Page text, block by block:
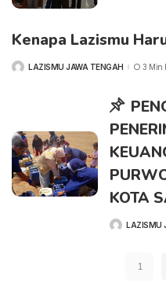
Kenapa Lazismu
POSTEDLAZISMU JAWA TENGAH 3 Min
KOTA
POSTEDLAZISMU
1